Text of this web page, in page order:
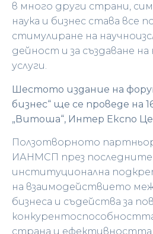
в много други страни,
наука и бизнес става все
стимулиране на
дейност и за създаване
услуги.
Шестото издание на
бизнес“ ще се проведе на
„Витоша“, Интер Експо
Ползотворното
ИАНМСП през последните
институционална
на взаимодействието
бизнеса и съдейства за
страна и ефективността